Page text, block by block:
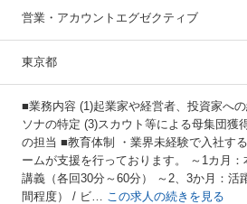
営業・アカウントエグゼクティブ
東京都
■業務内容 (1)起業家や経営者、投資家へ
ソナの特定 (3)スカウト等による母集団獲
の担当 ■教育体制 ・業界未経験で入社す
ームが支援を行っております。 ～1カ月
講義（各回30分～60分） ～2、3か月：
間程度） / ビ… この求人の続きを見る